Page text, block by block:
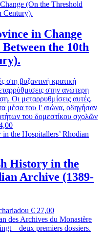
in Change
the 10th
στη βυζαντινή κρατική
στην ανώτερη
Οι μεταρρυθμίσεις αυτές,
μέσα του Ι' αιώνα, οδηγήσαν
του δομεστίκου σχολῶν
History in the
Archive (1389-
€ 27,00